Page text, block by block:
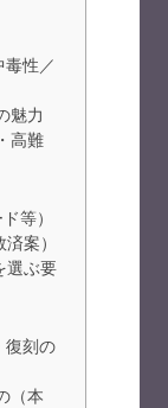
毒性／
魅力
高難
等）
案）
選ぶ要
復刻の
（本